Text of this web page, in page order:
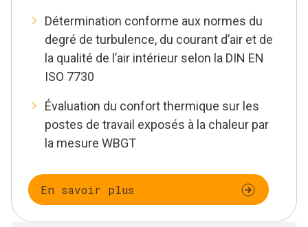
Détermination conforme aux normes du
degré de turbulence, du courant d’air et de
la qualité de l’air intérieur selon la DIN EN
ISO 7730
Évaluation du confort thermique sur les
postes de travail exposés à la chaleur par
la mesure WBGT
En savoir plus